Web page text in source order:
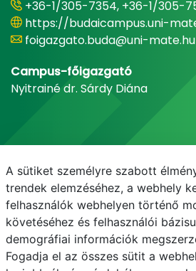
+36-1/305-7354, +36-1/305-
https://budaicampus.uni-
foigazgato.buda@uni-mate.hu
Campus-főigazgató
Nyitrainé dr. Sárdy Diána
E-mail Telefonkönyv
A sütiket személyre szabott
trendek elemzéséhez, a webhely
felhasználók webhelyen történő
követéséhez és felhasználói
demográfiai információk
Fogadja el az összes sütit a